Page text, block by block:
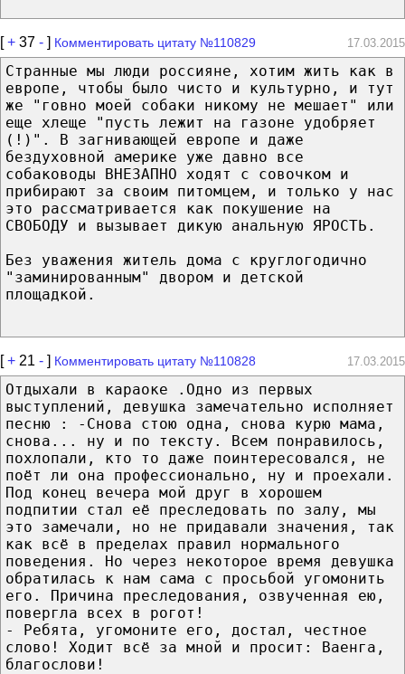
[+ 37 - ] Комментировать цитату №110829 17.03.2015
Странные мы люди россияне, хотим жить как в
европе, чтобы было чисто и культурно, и тут
же "говно моей собаки никому не мешает" или
еще хлеще "пусть лежит на газоне удобряет
(!)". В загнивающей европе и даже
бездуховной америке уже давно все
собаководы ВНЕЗАПНО ходят с совочком и
прибирают за своим питомцем, и только у нас
это рассматривается как покушение на
СВОБОДУ и вызывает дикую анальную ЯРОСТЬ.
Без уважения житель дома с круглогодично
"заминированным" двором и детской
площадкой.
[+ 21 - ] Комментировать цитату №110828 17.03.2015
Отдыхали в караоке .Одно из первых
выступлений, девушка замечательно исполняет
песню : -Снова стою одна, снова курю мама,
снова... ну и по тексту. Всем понравилось,
похлопали, кто то даже поинтересовался, не
поёт ли она профессионально, ну и проехали.
Под конец вечера мой друг в хорошем
подпитии стал её преследовать по залу, мы
это замечали, но не придавали значения, так
как всё в пределах правил нормального
поведения. Но через некоторое время девушка
обратилась к нам сама с просьбой угомонить
его. Причина преследования, озвученная ею,
повергла всех в рогот!
- Ребята, угомоните его, достал, честное
слово! Ходит всё за мной и просит: Ваенга,
благослови!